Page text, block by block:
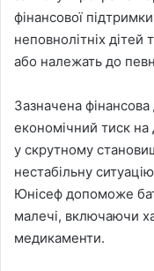
фінансової
неповнолітніх
або належать до
Зазначена
економічний тиск
у скрутному
нестабільну
Юнісеф допоможе
малечі, включаючи
медикаменти.